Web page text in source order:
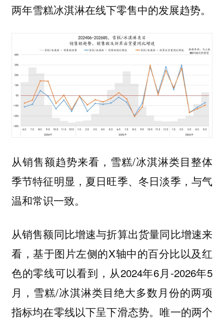
两年雪糕冰淇淋在线下零售中的发展趋势。
从销售额趋势来看，雪糕/冰淇淋类目整体
季节特征明显，夏日旺季、冬日淡季，与气
温和常识一致。
从销售额同比增速与折算出货量同比增速来
看，基于图片左侧的X轴中的百分比以及红
色的零线可以看到，从2024年6月-2026年5
月，雪糕/冰淇淋类目绝大多数月份的两项
指标均在零线以下呈下滑态势。唯一的两个